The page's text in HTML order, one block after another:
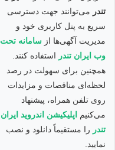
تندر می‌توانند جهت دسترسی
سریع به پنل کاربری خود و
مدیریت آگهی‌ها از سامانه تحت
وب ایران تندر استفاده کنند.
همچنین برای سهولت در رصد
لحظه‌ای مناقصات و مزایدات
روی تلفن همراه، پیشنهاد
می‌کنیم اپلیکیشن اندروید ایران
تندر را مستقیماً دانلود و نصب
نمایید.